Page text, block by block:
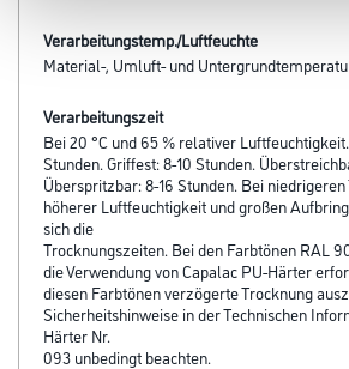
Verarbeitungstemp./Luftfeuchte
Material-, Umluft- und
Verarbeitungszeit
Bei 20 °C und 65 % relativer
Stunden. Griffest: 8-10 Stunden.
Überspritzbar: 8-16 Stunden. Bei
höherer Luftfeuchtigkeit und großen
sich die
Trocknungszeiten. Bei den Farbtönen RAL
die Verwendung von Capalac PU-Härter
diesen Farbtönen verzögerte Trocknung
Sicherheitshinweise in der Technischen
Härter Nr.
093 unbedingt beachten.